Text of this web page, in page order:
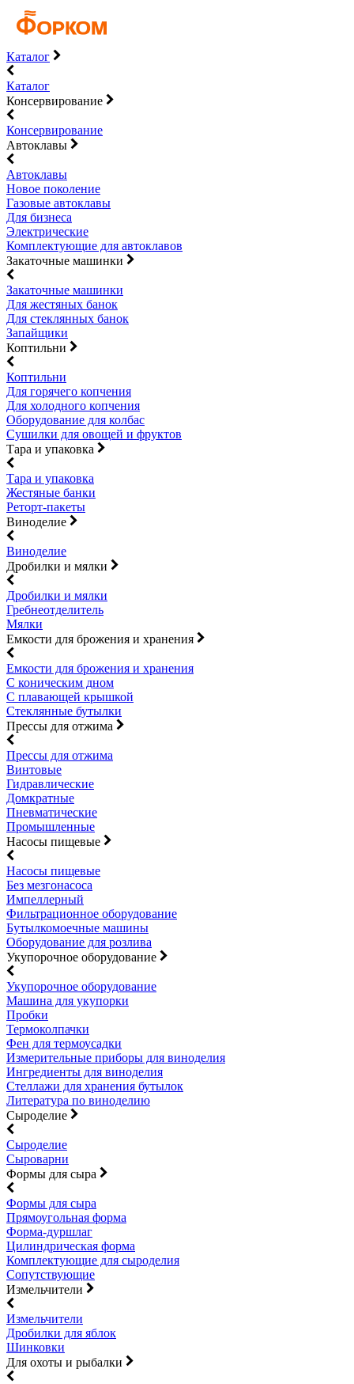
Каталог
Каталог
Консервирование
Консервирование
Автоклавы
Автоклавы
Новое поколение
Газовые автоклавы
Для бизнеса
Электрические
Комплектующие для автоклавов
Закаточные машинки
Закаточные машинки
Для жестяных банок
Для стеклянных банок
Запайщики
Коптильни
Коптильни
Для горячего копчения
Для холодного копчения
Оборудование для колбас
Сушилки для овощей и фруктов
Тара и упаковка
Тара и упаковка
Жестяные банки
Реторт-пакеты
Виноделие
Виноделие
Дробилки и мялки
Дробилки и мялки
Гребнеотделитель
Мялки
Емкости для брожения и хранения
Емкости для брожения и хранения
С коническим дном
С плавающей крышкой
Стеклянные бутылки
Прессы для отжима
Прессы для отжима
Винтовые
Гидравлические
Домкратные
Пневматические
Промышленные
Насосы пищевые
Насосы пищевые
Без мезгонасоса
Импеллерный
Фильтрационное оборудование
Бутылкомоечные машины
Оборудование для розлива
Укупорочное оборудование
Укупорочное оборудование
Машина для укупорки
Пробки
Термоколпачки
Фен для термоусадки
Измерительные приборы для виноделия
Ингредиенты для виноделия
Стеллажи для хранения бутылок
Литература по виноделию
Сыроделие
Сыроделие
Сыроварни
Формы для сыра
Формы для сыра
Прямоугольная форма
Форма-дуршлаг
Цилиндрическая форма
Комплектующие для сыроделия
Сопутствующие
Измельчители
Измельчители
Дробилки для яблок
Шинковки
Для охоты и рыбалки